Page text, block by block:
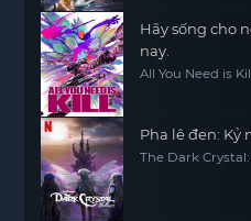
Hãy sống cho
nay.
All You Need is
Pha lê đen: Kỷ
The Dark